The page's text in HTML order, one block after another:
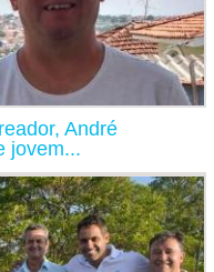
André
jovem...